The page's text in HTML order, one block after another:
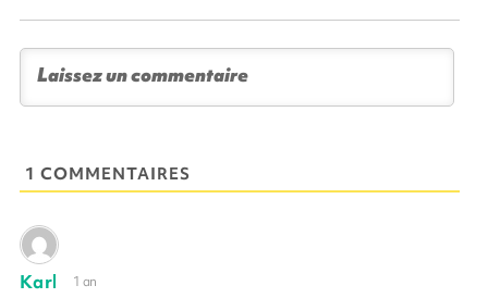
1 COMMENTAIRES
Karl 1 an